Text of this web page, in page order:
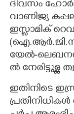
ദിവസം
വാണിജ്യ
ഇസ്ലാമിക്
യേ​ൽ​-​ലെ​ബ​ന​ൻ​
ൽ​ ​നേ​രി​ട്ടു​ള്ള​
ഇതിനിടെ
പ്രതിനിധികൾ